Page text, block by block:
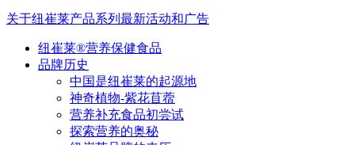
关于纽崔莱产品系列 最新活动和广告
纽崔莱®营养保健食品
品牌历史
中国是纽崔莱的起源地
神奇植物-紫花苜蓿
营养补充食品初尝试
探索营养的奥秘